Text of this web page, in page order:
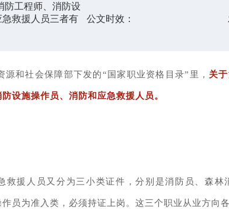
防工程师、消防设
救援人员三者有
公文时效：
源和社会保障部下发的“国家职业资格目录”里， 关
设施操作员、消防和应急救援人员。
救援人员又分为三小类证件，分别是消防员、森
员为准入类，必须持证上岗。这三个职业从业方向